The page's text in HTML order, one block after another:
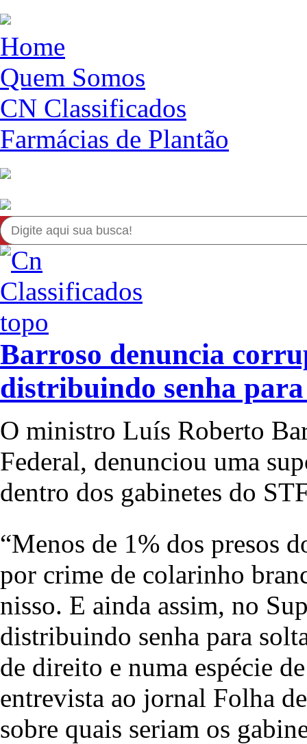
Home
Quem Somos
CN Classificados
Farmácias de Plantão
Barroso denuncia
distribuindo senha
O ministro Luís Roberto
Federal, denunciou uma
dentro dos gabinetes do
“Menos de 1% dos presos
por crime de colarinho
nisso. E ainda assim, no
distribuindo senha para
de direito e numa espécie
entrevista ao jornal Folha
sobre quais seriam os